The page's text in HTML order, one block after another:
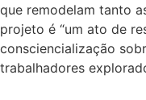
que remodelam tanto
projeto é “um ato de
consciencialização
trabalhadores